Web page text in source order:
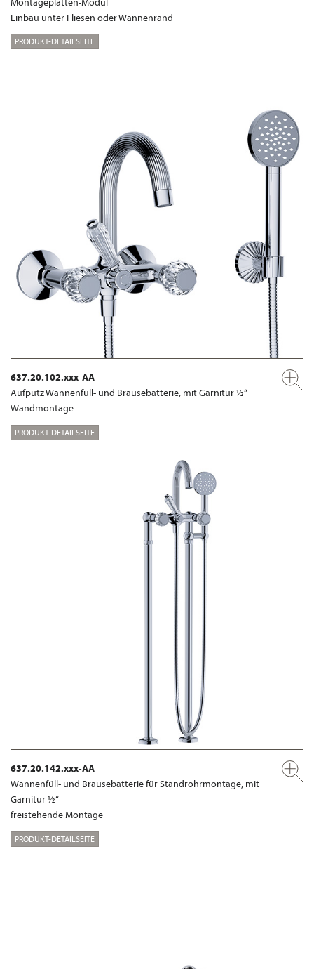
Einbau unter Fliesen oder Wannenrand
PRODUKT-DETAILSEITE
637.20.102.xxx-AA
Aufputz Wannenfüll- und Brausebatterie, mit Garnitur ½“
Wandmontage
PRODUKT-DETAILSEITE
637.20.142.xxx-AA
Wannenfüll- und Brausebatterie für Standrohrmontage, mit
Garnitur ½“
freistehende Montage
PRODUKT-DETAILSEITE